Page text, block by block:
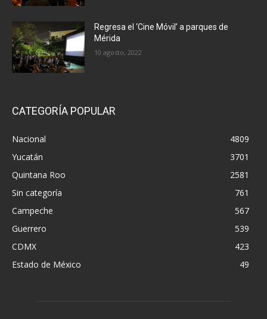
Regresa el ‘Cine Móvil’ a parques de
Mérida
10 agosto, 2022
CATEGORÍA POPULAR
Nacional
4809
Yucatán
3701
Quintana Roo
2581
Sin categoría
761
Campeche
567
Guerrero
539
CDMX
423
Estado de México
49